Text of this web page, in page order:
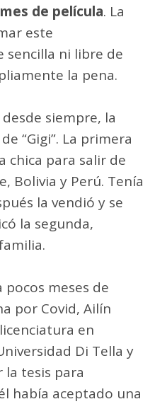
de película. La
este
ni libre de
la pena.
siempre, la
“Gigi”. La primera
chica para salir de
Bolivia y Perú. Tenía
la vendió y se
la segunda,
pocos meses de
por Covid, Ailín
en
Di Tella y
la tesis para
había aceptado una